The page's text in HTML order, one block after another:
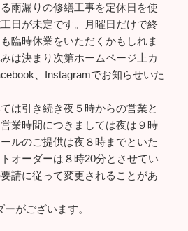
雨漏りの修繕工事を定休日を使
日が未定です。月曜日だけで終
臨時休業をいただくかもしれま
は決まり次第ホームページ上カ
、Instagramでお知らせいた
は引き続き夜５時からの営業と
業時間につきましては夜は９時
ルのご提供は夜８時までといた
オーダーは８時20分とさせてい
請に従って変更されることがあ
がございます。